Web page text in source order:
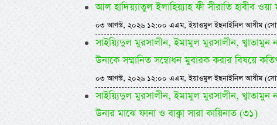
আল হাদিয়্যাতুল ইলাহিয়্যাহ ফী সীরাতি হাবীব ওয়া
০৩ আগস্ট, ২০২৬ ১২:০০ এএম, ইয়াওমুল ইছনাইনিল আযীম
সাইয়্যিদুল মুরসালীন, ইমামুল মুরসালীন, খ্বাতামুন
উনাকে সম্মানিত সম্বোধন মুবারক করার বিষয়ে
০৩ আগস্ট, ২০২৬ ১২:০০ এএম, ইয়াওমুল ইছনাইনিল আযীম
সাইয়্যিদুল মুরসালীন, ইমামুল মুরসালীন, খ্বাতামুন
উনার মাঝে ফানা ও বাক্বা সারা কায়িনাত (৩১)